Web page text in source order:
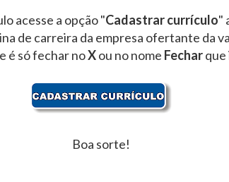
acesse a opção "Cadastrar currículo"
de carreira da empresa ofertante da
é só fechar noXou no nome Fecharque
Boa sorte!